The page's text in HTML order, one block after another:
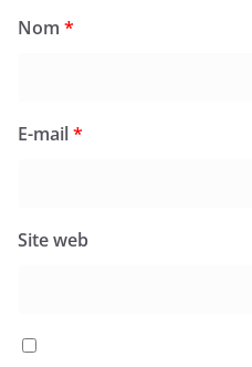
Nom *
E-mail*
Site web